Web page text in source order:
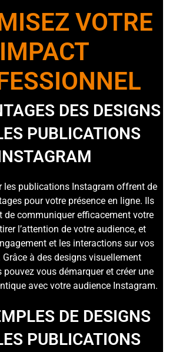
VOTRE
IMPACT
DES DESIGNS
PUBLICATIONS
les publications Instagram offrent de
pour votre présence en ligne. Ils
de communiquer efficacement votre
l’attention de votre audience, et
et les interactions sur vos
à des designs visuellement
vous démarquer et créer une
avec votre audience Instagram.
DE DESIGNS
PUBLICATIONS